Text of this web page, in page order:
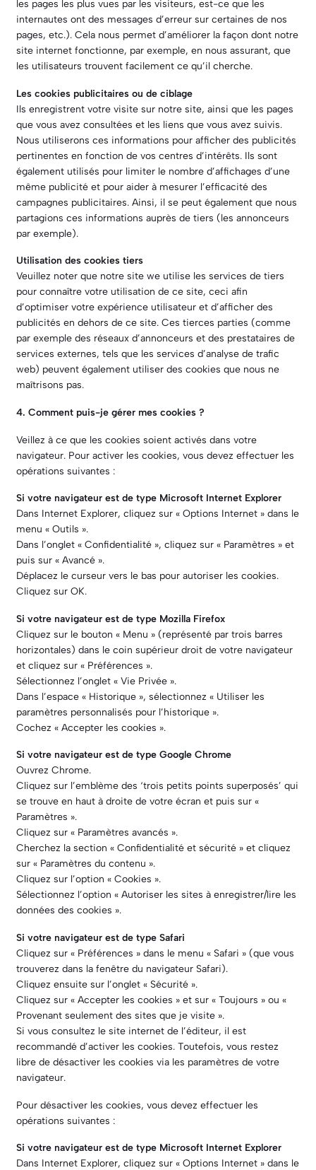
les pages les plus vues par les visiteurs, est-ce que les
internautes ont des messages d’erreur sur certaines de nos
pages, etc.). Cela nous permet d’améliorer la façon dont notre
site internet fonctionne, par exemple, en nous assurant, que
les utilisateurs trouvent facilement ce qu’il cherche.
Les cookies publicitaires ou de ciblage
Ils enregistrent votre visite sur notre site, ainsi que les pages
que vous avez consultées et les liens que vous avez suivis.
Nous utiliserons ces informations pour afficher des publicités
pertinentes en fonction de vos centres d’intérêts. Ils sont
également utilisés pour limiter le nombre d’affichages d’une
même publicité et pour aider à mesurer l’efficacité des
campagnes publicitaires. Ainsi, il se peut également que nous
partagions ces informations auprès de tiers (les annonceurs
par exemple).
Utilisation des cookies tiers
Veuillez noter que notre site we utilise les services de tiers
pour connaître votre utilisation de ce site, ceci afin
d’optimiser votre expérience utilisateur et d’afficher des
publicités en dehors de ce site. Ces tierces parties (comme
par exemple des réseaux d’annonceurs et des prestataires de
services externes, tels que les services d’analyse de trafic
web) peuvent également utiliser des cookies que nous ne
maîtrisons pas.
4. Comment puis-je gérer mes cookies ?
Veillez à ce que les cookies soient activés dans votre
navigateur. Pour activer les cookies, vous devez effectuer les
opérations suivantes :
Si votre navigateur est de type Microsoft Internet Explorer
Dans Internet Explorer, cliquez sur « Options Internet » dans le
menu « Outils ».
Dans l’onglet « Confidentialité », cliquez sur « Paramètres » et
puis sur « Avancé ».
Déplacez le curseur vers le bas pour autoriser les cookies.
Cliquez sur OK.
Si votre navigateur est de type Mozilla Firefox
Cliquez sur le bouton « Menu » (représenté par trois barres
horizontales) dans le coin supérieur droit de votre navigateur
et cliquez sur « Préférences ».
Sélectionnez l’onglet « Vie Privée ».
Dans l’espace « Historique », sélectionnez « Utiliser les
paramètres personnalisés pour l’historique ».
Cochez « Accepter les cookies ».
Si votre navigateur est de type Google Chrome
Ouvrez Chrome.
Cliquez sur l’emblème des ‘trois petits points superposés’ qui
se trouve en haut à droite de votre écran et puis sur «
Paramètres ».
Cliquez sur « Paramètres avancés ».
Cherchez la section « Confidentialité et sécurité » et cliquez
sur « Paramètres du contenu ».
Cliquez sur l’option « Cookies ».
Sélectionnez l’option « Autoriser les sites à enregistrer/lire les
données des cookies ».
Si votre navigateur est de type Safari
Cliquez sur « Préférences » dans le menu « Safari » (que vous
trouverez dans la fenêtre du navigateur Safari).
Cliquez ensuite sur l’onglet « Sécurité ».
Cliquez sur « Accepter les cookies » et sur « Toujours » ou «
Provenant seulement des sites que je visite ».
Si vous consultez le site internet de l’éditeur, il est
recommandé d’activer les cookies. Toutefois, vous restez
libre de désactiver les cookies via les paramètres de votre
navigateur.
Pour désactiver les cookies, vous devez effectuer les
opérations suivantes :
Si votre navigateur est de type Microsoft Internet Explorer
Dans Internet Explorer, cliquez sur « Options Internet » dans le